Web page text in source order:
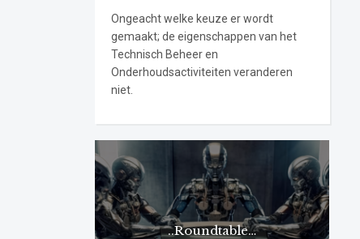
Ongeacht welke keuze er wordt
gemaakt; de eigenschappen van het
Technisch Beheer en
Onderhoudsactiviteiten veranderen
niet.
..Roundtable…